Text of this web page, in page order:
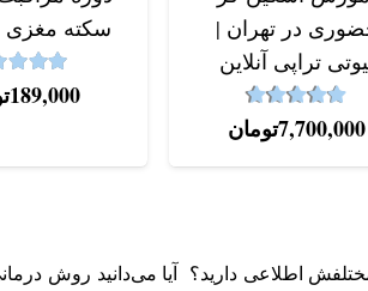
در تهران |
تراپی آنلاین
نمره4.92 از 5 7,700,000تومان
سکته مغزی
نمره
189,000
مختلفش اطلاعی دارید؟ آیا می‌دانید روش